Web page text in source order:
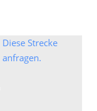
Diese Strecke
anfragen.